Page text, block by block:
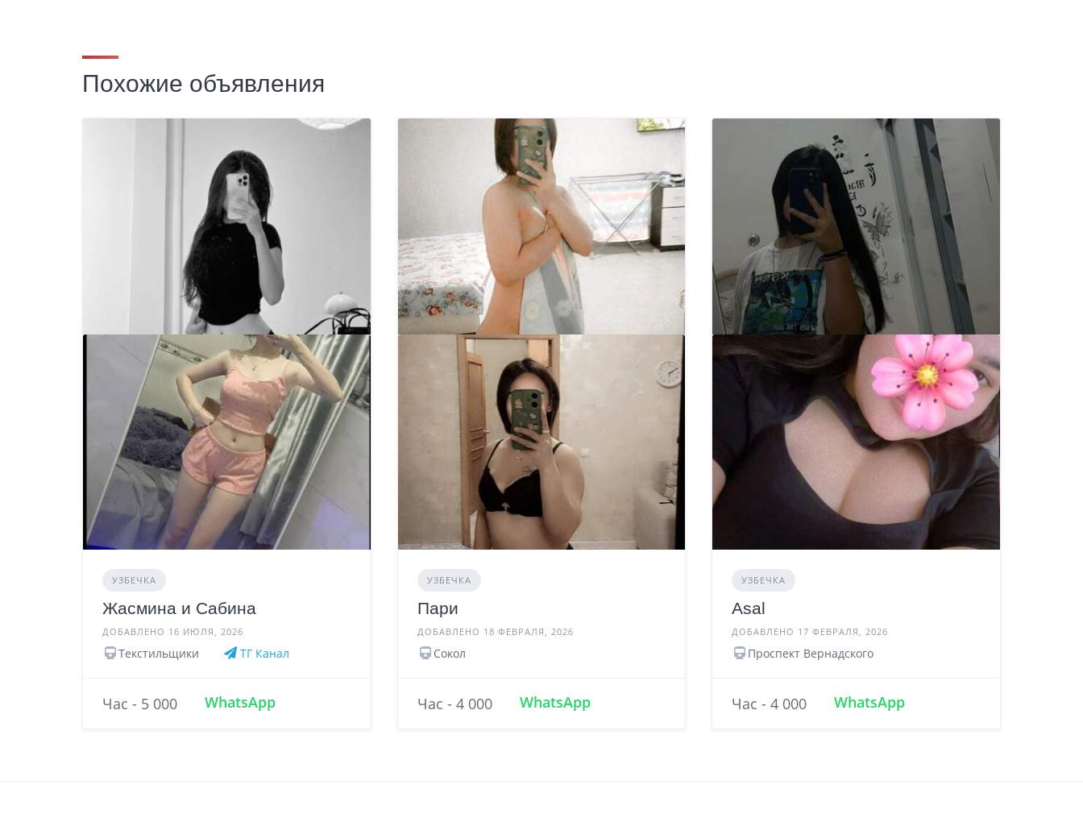
Похожие объявления
УЗБЕЧКА
Жасмина и Сабина
ДОБАВЛЕНО 16 ИЮЛЯ, 2026
Текстильщики ТГ Канал
Час - 5 000 WhatsApp
УЗБЕЧКА
Пари
ДОБАВЛЕНО 18 ФЕВРАЛЯ, 2026
Сокол
Час - 4 000 WhatsApp
УЗБЕЧКА
Asal
ДОБАВЛЕНО 17 ФЕВРАЛЯ, 2026
Проспект Вернадского
Час - 4 000 WhatsApp